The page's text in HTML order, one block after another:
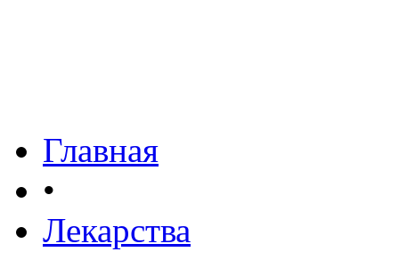
Главная
•
Лекарства